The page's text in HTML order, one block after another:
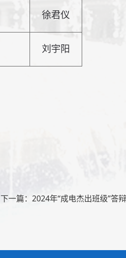
徐君仪
刘宇阳
下一篇：2024年“成电杰出班级”答